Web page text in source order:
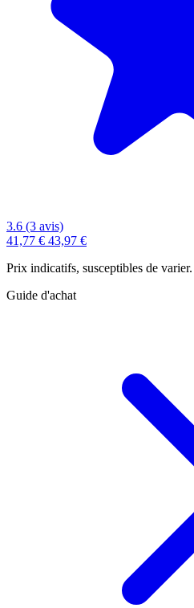
3.6 (3 avis)
41,77 € 43,97 €
Prix indicatifs, susceptibles de varier.
Guide d'achat